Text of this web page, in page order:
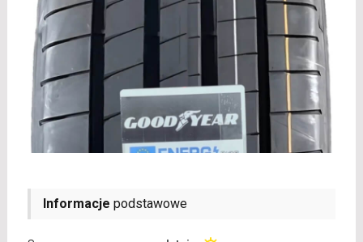
Informacje podstawowe